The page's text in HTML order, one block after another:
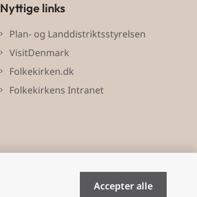
Nyttige links
Plan- og Landdistriktsstyrelsen
VisitDenmark
Folkekirken.dk
Folkekirkens Intranet
Accepter alle